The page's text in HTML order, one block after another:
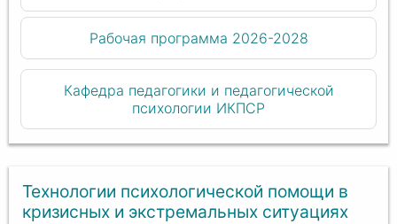
Рабочая программа 2026-2028
Кафедра педагогики и педагогической
психологии ИКПСР
Технологии психологической помощи в
кризисных и экстремальных ситуациях